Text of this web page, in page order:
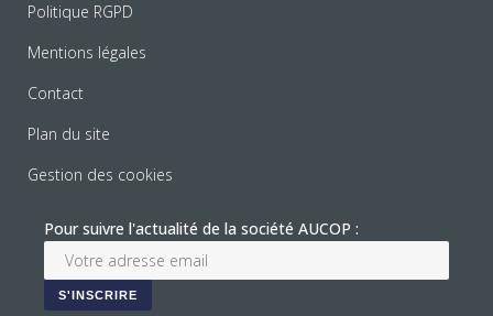
Politique RGPD
Mentions légales
Contact
Plan du site
Gestion des cookies
Pour suivre l'actualité de la société AUCOP :